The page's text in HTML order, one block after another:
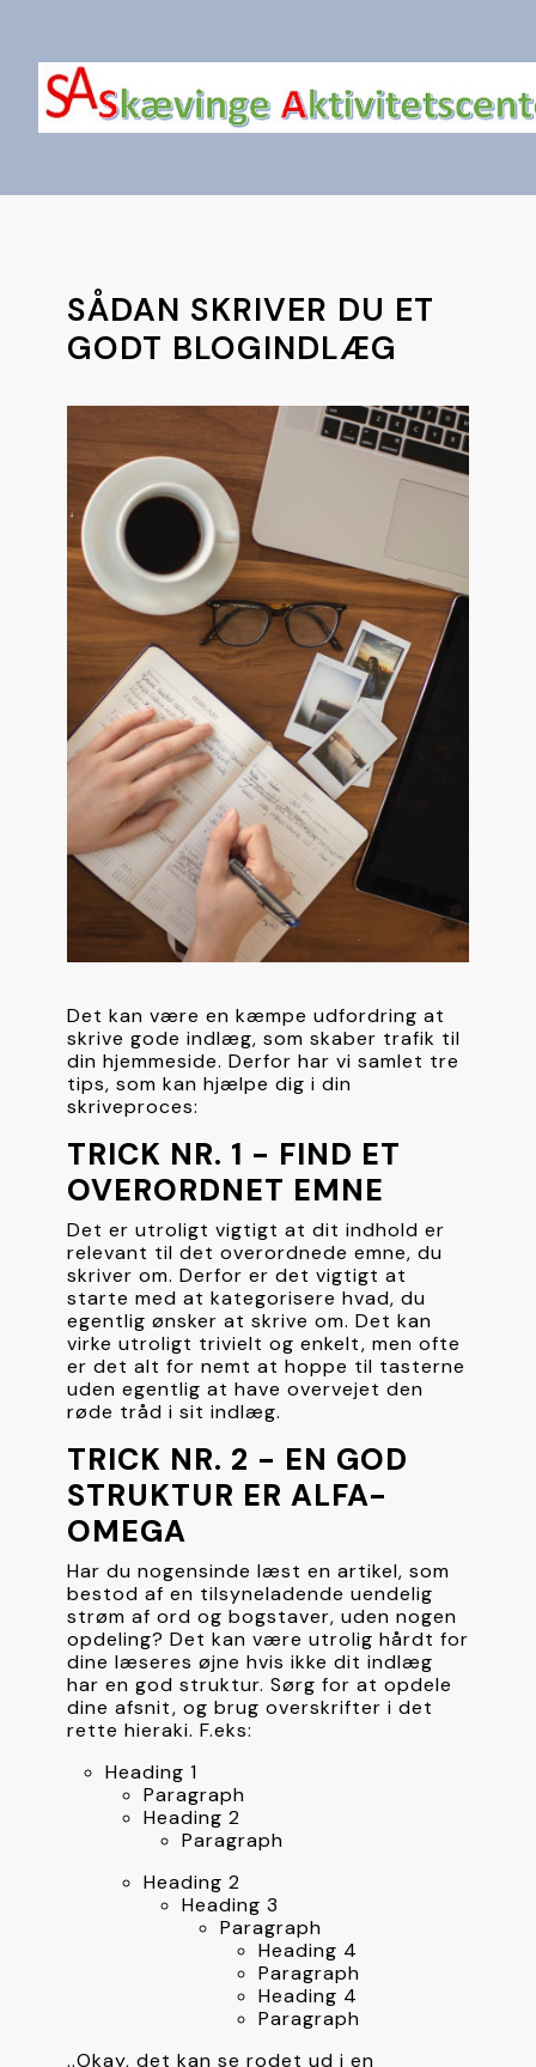
SÅDAN SKRIVER DU ET
GODT BLOGINDLÆG
Det kan være en kæmpe udfordring at
skrive gode indlæg, som skaber trafik til
din hjemmeside. Derfor har vi samlet tre
tips, som kan hjælpe dig i din
skriveproces:
TRICK NR. 1 - FIND ET
OVERORDNET EMNE
Det er utroligt vigtigt at dit indhold er
relevant til det overordnede emne, du
skriver om. Derfor er det vigtigt at
starte med at kategorisere hvad, du
egentlig ønsker at skrive om. Det kan
virke utroligt trivielt og enkelt, men ofte
er det alt for nemt at hoppe til tasterne
uden egentlig at have overvejet den
røde tråd i sit indlæg.
TRICK NR. 2 - EN GOD
STRUKTUR ER ALFA-
OMEGA
Har du nogensinde læst en artikel, som
bestod af en tilsyneladende uendelig
strøm af ord og bogstaver, uden nogen
opdeling? Det kan være utrolig hårdt for
dine læseres øjne hvis ikke dit indlæg
har en god struktur. Sørg for at opdele
dine afsnit, og brug overskrifter i det
rette hieraki. F.eks:
Heading 1
Paragraph
Heading 2
Paragraph
Heading 2
Heading 3
Paragraph
Heading 4
Paragraph
Heading 4
Paragraph
..Okay, det kan se rodet ud i en